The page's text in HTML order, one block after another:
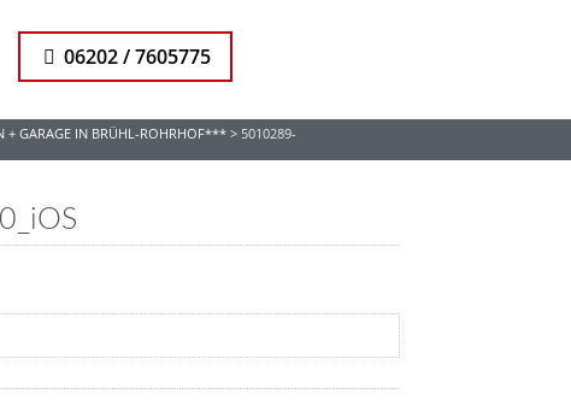
06202 / 7605775
+ GARAGE IN BRÜHL-ROHRHOF*** > 5010289-